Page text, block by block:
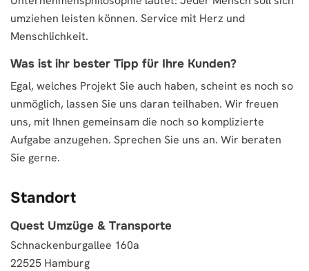
umziehen leisten können. Service mit Herz und
Menschlichkeit.
Was ist ihr bester Tipp für Ihre Kunden?
Egal, welches Projekt Sie auch haben, scheint es noch so
unmöglich, lassen Sie uns daran teilhaben. Wir freuen
uns, mit Ihnen gemeinsam die noch so komplizierte
Aufgabe anzugehen. Sprechen Sie uns an. Wir beraten
Sie gerne.
Standort
Quest Umzüge & Transporte
Schnackenburgallee 160a
22525 Hamburg